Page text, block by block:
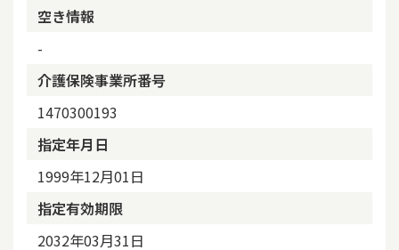
空き情報
-
介護保険事業所番号
1470300193
指定年月日
1999年12月01日
指定有効期限
2032年03月31日